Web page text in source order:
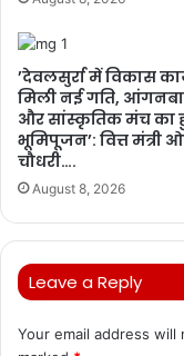
’देवलसुर्रा में विकास
मिली नई गति,
और सांस्कृतिक मंच का
भूमिपूजन’: वित्त मंत्री
चौधरी….
August 8, 2026
Leave a Reply
Your email address will